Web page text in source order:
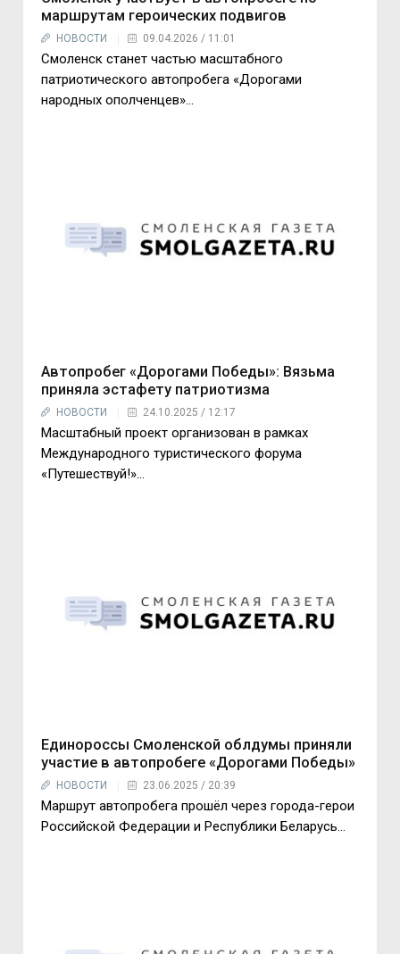
маршрутам героических подвигов
НОВОСТИ 09.04.2026 / 11:01
Смоленск станет частью масштабного
патриотического автопробега «Дорогами
народных ополченцев»...
Автопробег «Дорогами Победы»: Вязьма
приняла эстафету патриотизма
НОВОСТИ 24.10.2025 / 12:17
Масштабный проект организован в рамках
Международного туристического форума
«Путешествуй!»...
Единороссы Смоленской облдумы приняли
участие в автопробеге «Дорогами Победы»
НОВОСТИ 23.06.2025 / 20:39
Маршрут автопробега прошёл через города-герои
Российской Федерации и Республики Беларусь...